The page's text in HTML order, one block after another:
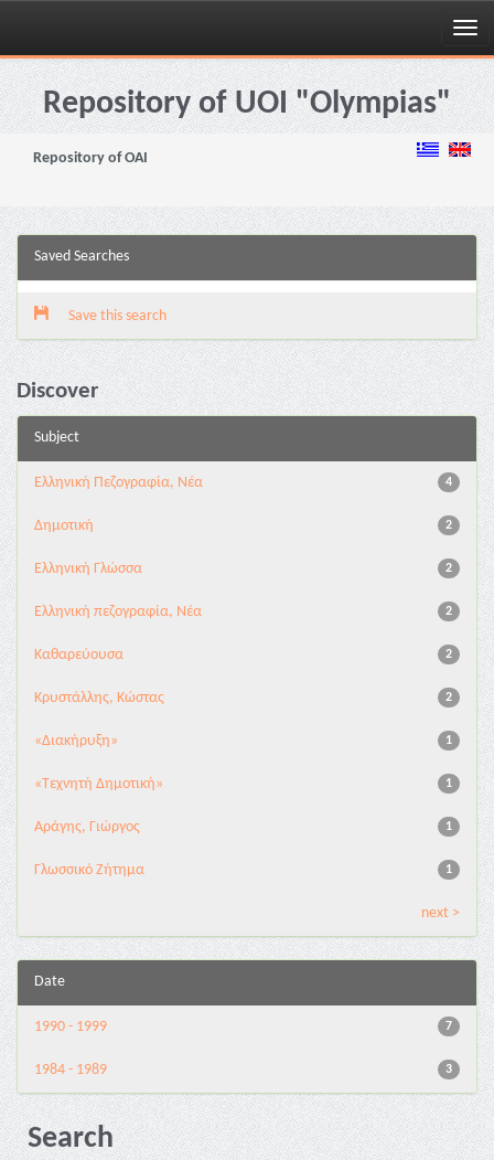
Skip
navigationRepository of UOI "Olympias"
Repository of OAI
Saved Searches
Save this search
Discover
Subject
4
Ελληνική Πεζογραφία, Νέα
2
Δημοτική
2
Ελληνική Γλώσσα
2
Ελληνική πεζογραφία, Νέα
2
Καθαρεύουσα
2
Κρυστάλλης, Κώστας
1
«Διακήρυξη»
1
«Τεχνητή Δημοτική»
1
Αράγης, Γιώργος
1
Γλωσσικό Ζήτημα
next >
Date
7
1990 - 1999
3
1984 - 1989
Search